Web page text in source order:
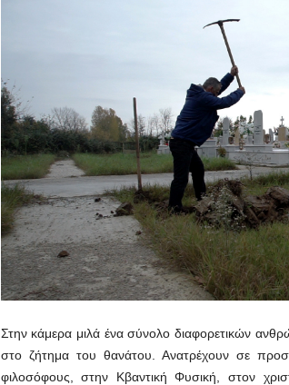
Στην κάμερα μιλά ένα σύνολο διαφορετικών
στο ζήτημα του θανάτου. Ανατρέχουν σε
φιλοσόφους, στην Κβαντική Φυσική, στον